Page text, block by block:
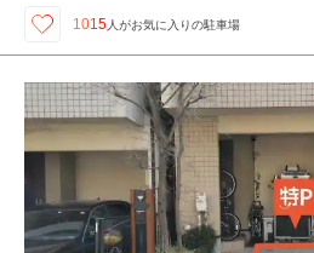
1015人がお気に入りの駐車場